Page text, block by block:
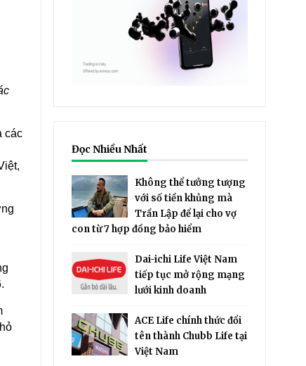
các
Đọc Nhiều Nhất
Không thể tưởng tượng
với số tiền khủng mà
Trần Lập để lại cho vợ
con từ 7 hợp đồng bảo hiểm
Dai-ichi Life Việt Nam
tiếp tục mở rộng mạng
lưới kinh doanh
ACE Life chính thức đổi
tên thành Chubb Life tại
Việt Nam